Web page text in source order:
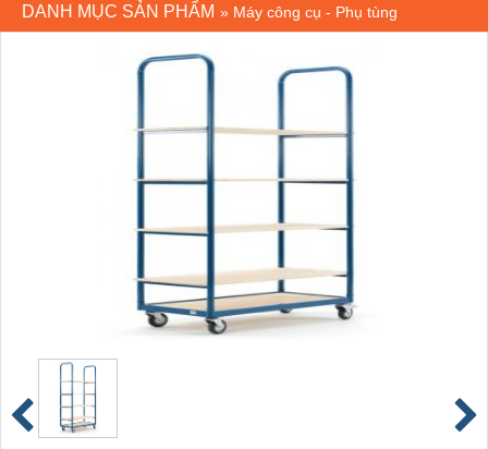
DANH MỤC SẢN PHẨM » Máy công cụ - Phụ tùng